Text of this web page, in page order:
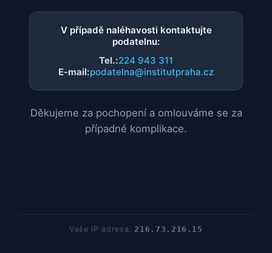
V případě naléhavosti kontaktujte
podatelnu:
Tel.:224 943 311
E-mail:podatelna@institutpraha.cz
Děkujeme za pochopení a omlouváme se za
případné komplikace.
Vaše IP adresa:216.73.216.15